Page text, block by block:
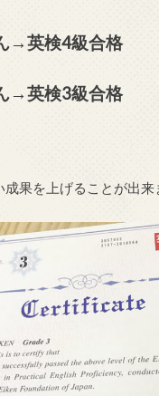
→英検4級合格
→英検3級合格
果を上げることが出来